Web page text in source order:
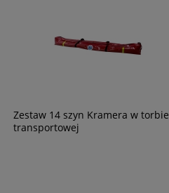
Zestaw 14 szyn Kramera w torbie
transportowej